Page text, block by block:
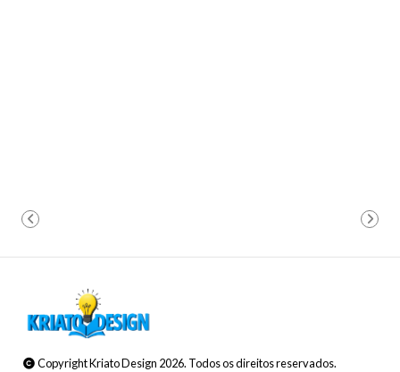
Copyright Kriato Design 2026. Todos os direitos reservados.